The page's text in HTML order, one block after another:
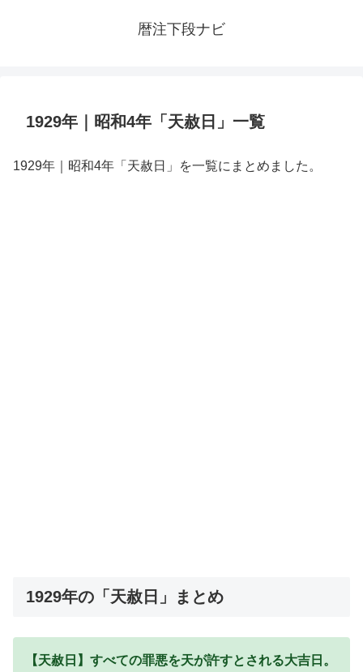
暦注下段ナビ
1929年｜昭和4年「天赦日」一覧
1929年｜昭和4年「天赦日」を一覧にまとめました。
1929年の「天赦日」まとめ
【天赦日】すべての罪悪を天が許すとされる大吉日。